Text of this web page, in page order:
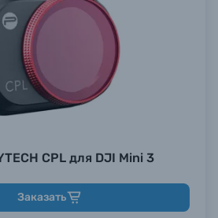
CPL для DJI Mini 3
Заказать